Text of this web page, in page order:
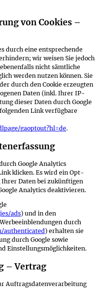
von Cookies –
durch eine entsprechende
wir weisen Sie jedoch
nicht sämtliche
werden nutzen können. Sie
durch den Cookie erzeugten
Daten (inkl. Ihrer IP-
dieser Daten durch Google
Link verfügbare
gaoptout?hl=de.
Google Analytics
klicken. Es wird ein Opt-
Daten bei zukünftigen
Analytics deaktivieren.
ads) und in den
durch
authenticated) erhalten sie
durch Google sowie
Einstellungsmöglichkeiten.
– Vertrag
Auftragsdatenverarbeitung